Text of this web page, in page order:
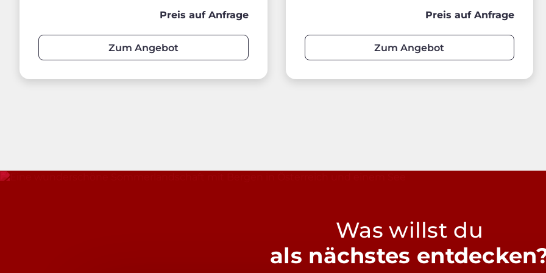
Preis auf Anfrage
Zum Angebot
Preis auf Anfrage
Zum Angebot
Was willst du
als nächstes